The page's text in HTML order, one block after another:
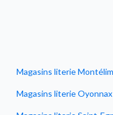
Magasins literie
Magasins literie Oyonnax